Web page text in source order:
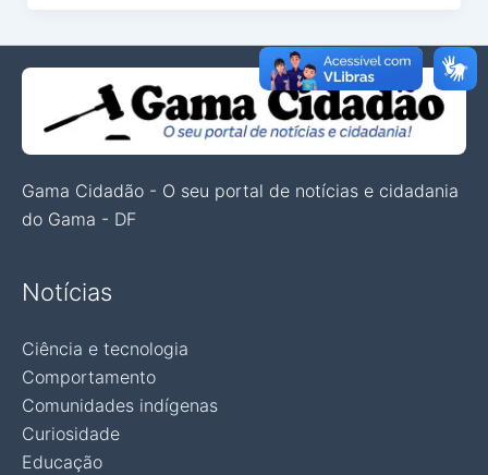
Gama Cidadão - O seu portal de notícias e cidadania
do Gama - DF
Notícias
Ciência e tecnologia
Comportamento
Comunidades indígenas
Curiosidade
Educação